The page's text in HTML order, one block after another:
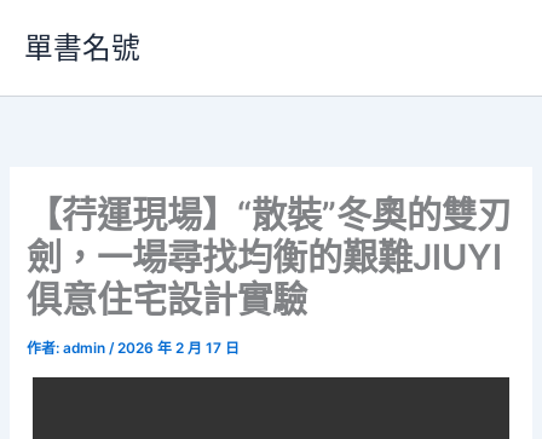
要
單書名號
【荇運現場】“散裝”冬奧的雙刃
劍，一場尋找均衡的艱難JIUYI
俱意住宅設計實驗
作者:admin/2026 年 2 月 17 日